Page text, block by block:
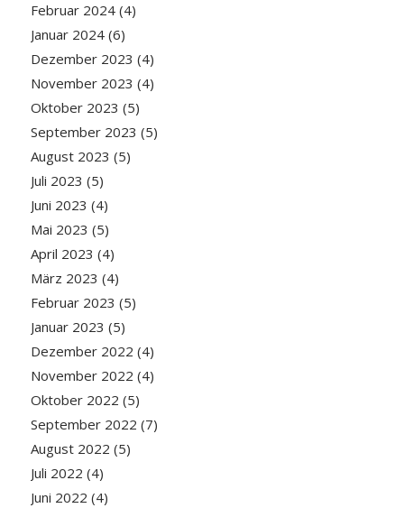
Februar 2024(4)
Januar 2024(6)
Dezember 2023 (4)
November 2023 (4)
Oktober 2023 (5)
September 2023 (5)
August 2023 (5)
Juli 2023 (5)
Juni 2023 (4)
Mai 2023 (5)
April 2023 (4)
März 2023 (4)
Februar 2023 (5)
Januar 2023 (5)
Dezember 2022 (4)
November 2022 (4)
Oktober 2022 (5)
September 2022 (7)
August 2022 (5)
Juli 2022 (4)
Juni 2022 (4)